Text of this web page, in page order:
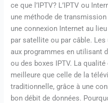
ce que l’IPTV? L’IPTV ou
une méthode de
une connexion Internet au
par satellite ou par câble.
aux programmes en utilisant
ou des boxes IPTV. La
meilleure que celle de la
traditionnelle, grâce à une
bon débit de données.